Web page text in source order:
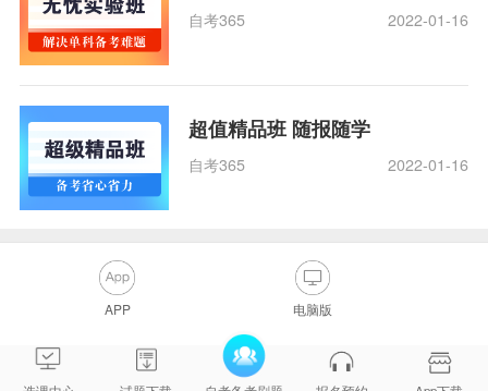
自考365 2022-01-16
超值精品班 随报随学
自考365 2022-01-16
APP 电脑版